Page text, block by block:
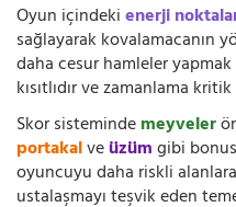
Oyun içindekienerji
sağlayarak kovalamacanın
daha cesur hamleler
kısıtlıdır ve zamanlama
Skor sistemindemeyveler
portakalveüzümgibi
oyuncuyu daha riskli
ustalaşmayı teşvik eden